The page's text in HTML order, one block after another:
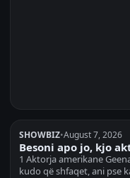
SHOWBIZ•August 7, 2026
Besoni apo jo, kjo
1 Aktorja amerikane
kudo që shfaqet, ani pse